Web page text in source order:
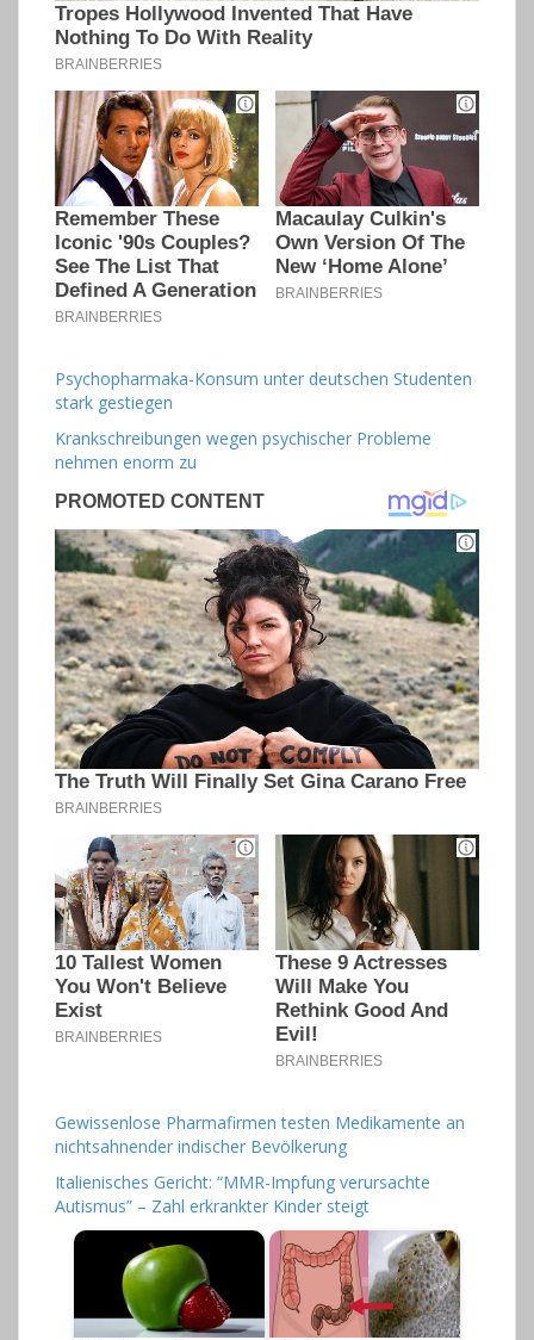
Psychopharmaka-Konsum unter deutschen Studenten
stark gestiegen
Krankschreibungen wegen psychischer Probleme
nehmen enorm zu
Gewissenlose Pharmafirmen testen Medikamente an
nichtsahnender indischer Bevölkerung
Italienisches Gericht: “MMR-Impfung verursachte
Autismus” – Zahl erkrankter Kinder steigt